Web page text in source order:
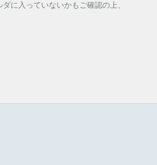
に入っていないかもご確認の上、